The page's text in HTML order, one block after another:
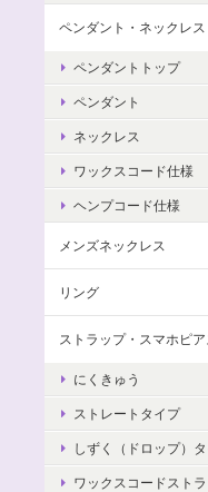
ペンダント・ネックレス
ペンダントトップ
ペンダント
ネックレス
ワックスコード仕様
ヘンプコード仕様
メンズネックレス
リング
ストラップ・スマホピ
にくきゅう
ストレートタイプ
しずく（ドロップ）
ワックスコードスト